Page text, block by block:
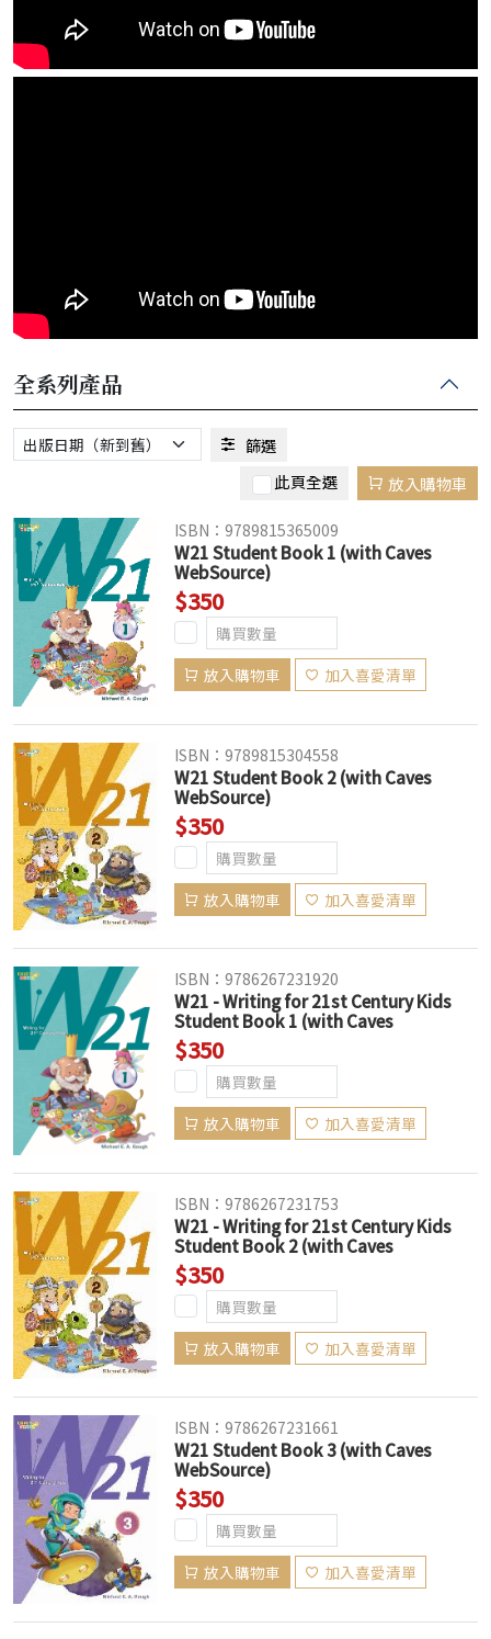
全系列產品
篩選
此頁全選
放入購物車
ISBN：9789815365009
W21 Student Book 1 (with Caves
WebSource)
$350
放入購物車 加入喜愛清單
ISBN：9789815304558
W21 Student Book 2 (with Caves
WebSource)
$350
放入購物車 加入喜愛清單
ISBN：9786267231920
W21 - Writing for 21st Century Kids
Student Book 1 (with Caves
WebSource) (新版已上市，此版售完為
止)
$350
放入購物車 加入喜愛清單
ISBN：9786267231753
W21 - Writing for 21st Century Kids
Student Book 2 (with Caves
WebSource) (新版已上市，此版售完為
止)
$350
放入購物車 加入喜愛清單
ISBN：9786267231661
W21 Student Book 3 (with Caves
WebSource)
$350
放入購物車 加入喜愛清單